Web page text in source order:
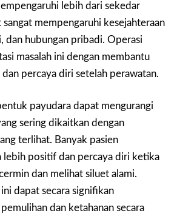
lebih dari sekedar
mempengaruhi kesejahteraan
dan hubungan pribadi. Operasi
masalah ini dengan membantu
percaya diri setelah perawatan.
payudara dapat mengurangi
sering dikaitkan dengan
terlihat. Banyak pasien
lebih positif dan percaya diri ketika
dan melihat siluet alami.
dapat secara signifikan
dan ketahanan secara